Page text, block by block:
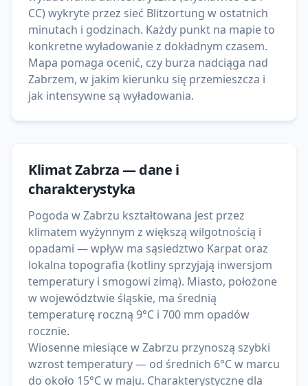
CC) wykryte przez sieć Blitzortung w ostatnich
minutach i godzinach. Każdy punkt na mapie to
konkretne wyładowanie z dokładnym czasem.
Mapa pomaga ocenić, czy burza nadciąga nad
Zabrzem, w jakim kierunku się przemieszcza i
jak intensywne są wyładowania.
KlimatZabrza— dane i
charakterystyka
Pogoda w Zabrzu kształtowana jest przez
klimatem wyżynnym z większą wilgotnością i
opadami — wpływ ma sąsiedztwo Karpat oraz
lokalna topografia (kotliny sprzyjają inwersjom
temperatury i smogowi zimą). Miasto, położone
w województwie śląskie, ma średnią
temperaturę roczną 9°C i 700 mm opadów
rocznie.
Wiosenne miesiące w Zabrzu przynoszą szybki
wzrost temperatury — od średnich 6°C w marcu
do około 15°C w maju. Charakterystyczne dla